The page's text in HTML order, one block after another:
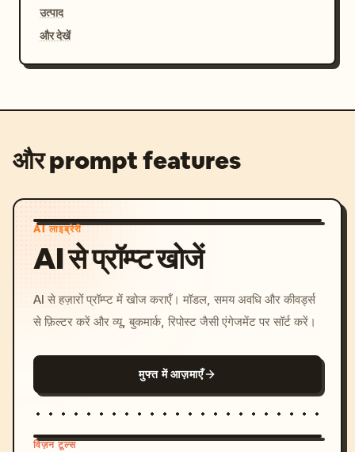
उत्पाद
और देखें
और prompt features
AI लाइब्रेरी
AI से प्रॉम्प्ट खोजें
AI से हज़ारों प्रॉम्प्ट में खोज कराएँ। मॉडल, समय अवधि और कीवर्ड्स
से फ़िल्टर करें और व्यू, बुकमार्क, रिपोस्ट जैसी एंगेजमेंट पर सॉर्ट करें।
मुफ्त में आज़माएँ
विज़न टूल्स